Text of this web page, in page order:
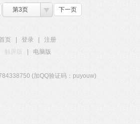
第3页 下一页
页 登录
注册
触屏版
电脑版
(加QQ验证码：puyouw)